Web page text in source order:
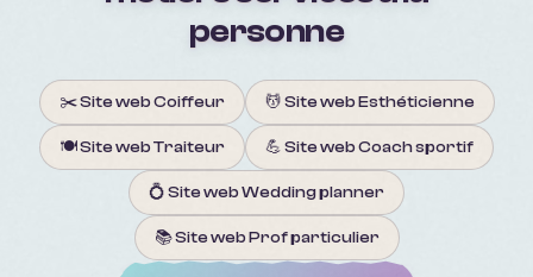
personne
✂️Site webCoiffeur 💆Site webEsthéticienne
🍽️Site webTraiteur 💪Site webCoach sportif
💍Site webWedding planner
📚Site webProf particulier